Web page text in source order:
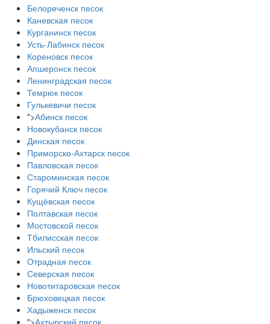
Белореченск песок
Каневская песок
Курганинск песок
Усть-Лабинск песок
Кореновск песок
Апшеронск песок
Ленинградская песок
Темрюк песок
Гулькевичи песок
">Абинск песок
Новокубанск песок
Динская песок
Приморско-Ахтарск песок
Павловская песок
Староминская песок
Горячий Ключ песок
Кущёвская песок
Полтавская песок
Мостовской песок
Тбилисская песок
Ильский песок
Отрадная песок
Северская песок
Новотитаровская песок
Брюховецкая песок
Хадыженск песок
">Ахтырский песок